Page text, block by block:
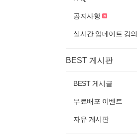
공지사항
실시간 업데이트 강의
BEST 게시판
BEST 게시글
무료배포 이벤트
자유 게시판